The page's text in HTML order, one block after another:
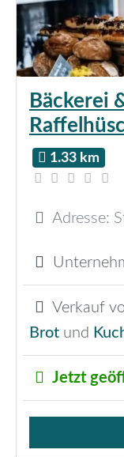
Bäckerei
1.33 km
Adresse:
Verkauf
Brot und
Jetzt
Verkauf von